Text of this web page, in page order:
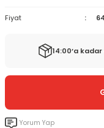
Fiyat
14:00’a
Yorum Yap